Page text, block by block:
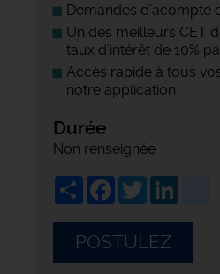
Demandes d’acompte
Un des meilleurs CET
taux d’intérêt de 10%
Accès rapide à tous
notre application
Durée
Non renseignée
ShareFacebook
Twitter
POSTULEZ